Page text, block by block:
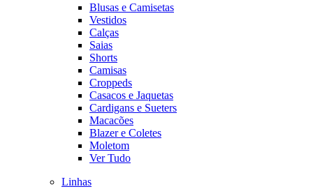
Blusas e Camisetas
Vestidos
Calças
Saias
Shorts
Camisas
Croppeds
Casacos e Jaquetas
Cardigans e Sueters
Macacões
Blazer e Coletes
Moletom
Ver Tudo
Linhas